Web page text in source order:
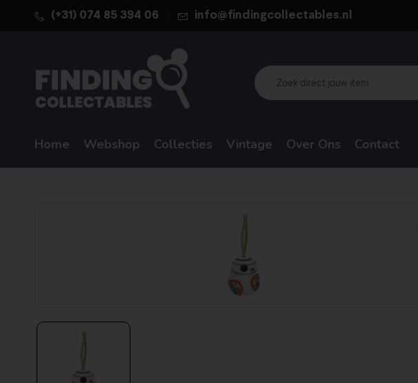
(+31) 074 85 394 06 info@findingcollectables.nl
Home Webshop Collecties Vintage Over Ons Contact